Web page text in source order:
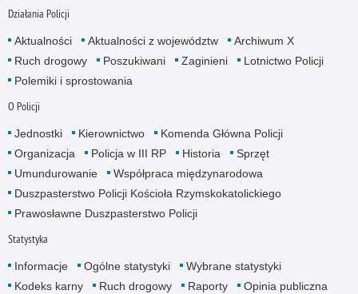
Działania Policji
Aktualności Aktualności z województw
Archiwum X
Ruch drogowy
Poszukiwani Zaginieni
Lotnictwo Policji
Polemiki i sprostowania
O Policji
Jednostki Kierownictwo
Komenda Główna Policji
Organizacja
Policja w III RP Historia
Sprzęt
Umundurowanie
Współpraca międzynarodowa
Duszpasterstwo Policji Kościoła Rzymskokatolickiego
Prawosławne Duszpasterstwo Policji
Statystyka
Informacje Ogólne statystyki
Wybrane statystyki
Kodeks karny
Ruch drogowy Raporty Opinia publiczna